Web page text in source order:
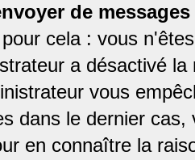
de
cela : vous
a désactivé
vous
dans le dernier
en connaître la